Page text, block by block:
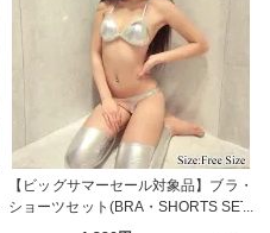
【ビッグサマーセール対象品】ブラ・
ショーツセット(BRA・SHORTS SET)